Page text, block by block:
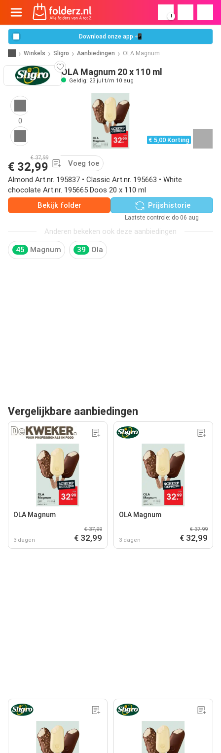
!
Download onze app 📲
Winkels Sligro Aanbiedingen OLA Magnum
OLA Magnum 20 x 110 ml
Geldig: 23 jul t/m 10 aug
0
€ 5,00 Korting
€ 37,99
€ 32,99
Voeg toe
Almond Art.nr. 195837 • Classic Art.nr. 195663 • White
chocolate Art.nr. 195665 Doos 20 x 110 ml
Bekijk folder
Prijshistorie
Laatste controle: do 06 aug
Anderen bekeken ook deze aanbiedingen
45 Magnum 39 Ola
Vergelijkbare aanbiedingen
OLA Magnum
3 dagen
€ 37,99
€ 32,99
OLA Magnum
3 dagen
€ 37,99
€ 32,99